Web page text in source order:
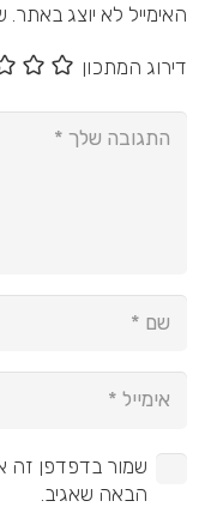
האימייל לא יוצג באתר.
דירוג המתכון
שמור בדפדפן זה
הבאה שאגיב.